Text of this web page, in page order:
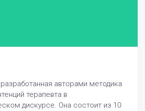
авторами методика
терапевта в
дискурсе. Она состоит из 10